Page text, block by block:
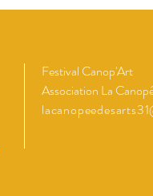
Festival Canop'Art
Association La